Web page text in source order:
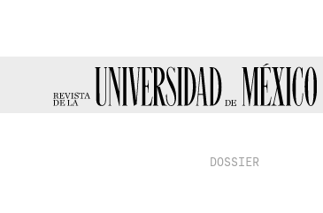
DOSSIER